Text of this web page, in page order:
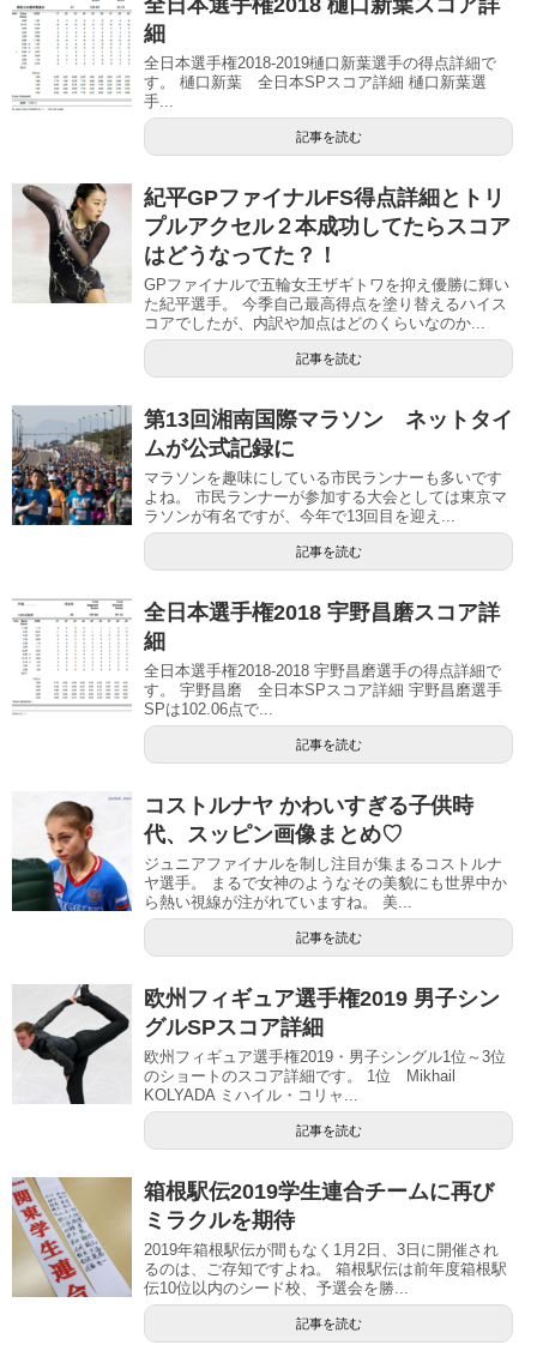
細
全日本選手権2018-2019樋口新葉選手の得点詳細で
す。 樋口新葉 全日本SPスコア詳細 樋口新葉選
手...
記事を読む
紀平GPファイナルFS得点詳細とトリ
プルアクセル２本成功してたらスコア
はどうなってた？！
GPファイナルで五輪女王ザギトワを抑え優勝に輝い
た紀平選手。 今季自己最高得点を塗り替えるハイス
コアでしたが、内訳や加点はどのくらいなのか...
記事を読む
第13回湘南国際マラソン ネットタイ
ムが公式記録に
マラソンを趣味にしている市民ランナーも多いです
よね。 市民ランナーが参加する大会としては東京マ
ラソンが有名ですが、今年で13回目を迎え...
記事を読む
全日本選手権2018 宇野昌磨スコア詳
細
全日本選手権2018-2018 宇野昌磨選手の得点詳細で
す。 宇野昌磨 全日本SPスコア詳細 宇野昌磨選手
SPは102.06点で...
記事を読む
コストルナヤ かわいすぎる子供時
代、スッピン画像まとめ♡
ジュニアファイナルを制し注目が集まるコストルナ
ヤ選手。 まるで女神のようなその美貌にも世界中か
ら熱い視線が注がれていますね。 美...
記事を読む
欧州フィギュア選手権2019 男子シン
グルSPスコア詳細
欧州フィギュア選手権2019・男子シングル1位～3位
のショートのスコア詳細です。 1位 Mikhail
KOLYADA ミハイル・コリャ...
記事を読む
箱根駅伝2019学生連合チームに再び
ミラクルを期待
2019年箱根駅伝が間もなく1月2日、3日に開催され
るのは、ご存知ですよね。 箱根駅伝は前年度箱根駅
伝10位以内のシード校、予選会を勝...
記事を読む